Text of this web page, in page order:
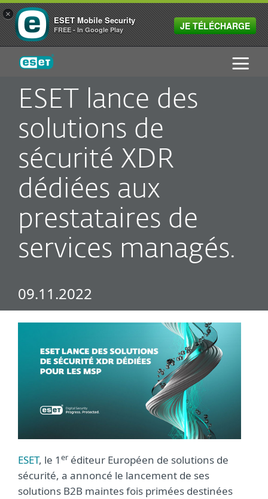
ESET lance des
solutions de
sécurité XDR
dédiées aux
prestataires de
services managés.
09.11.2022
ESET, le 1 er éditeur Européen de solutions de
sécurité, a annoncé le lancement de ses
solutions B2B maintes fois primées destinées
ESET
×
ESET Mobile Security
FREE - In Google Play JE TÉLÉCHARGE